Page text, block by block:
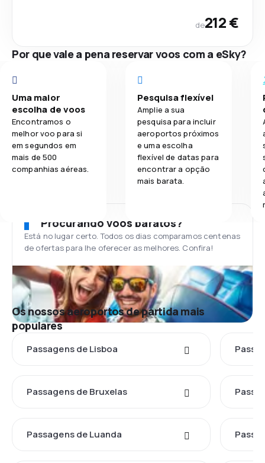
de212 €
Por que vale a pena reservar voos com a eSky?
Uma maior
escolha de voos
Encontramos o
melhor voo para si
em segundos em
mais de 500
companhias aéreas.
Pesquisa flexível
Amplie a sua
pesquisa para incluir
aeroportos próximos
e uma escolha
flexível de datas para
encontrar a opção
mais barata.
Procurando voos baratos?
Está no lugar certo. Todos os dias comparamos centenas
de ofertas para lhe oferecer as melhores. Confira!
Os nossos aeroportos de partida mais
populares
Passagens de Lisboa
Passagens de Bruxelas
Passagens de Luanda